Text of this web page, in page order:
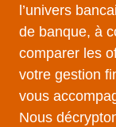
l’univers
de banque, à
comparer les
votre gestion
vous
Nous